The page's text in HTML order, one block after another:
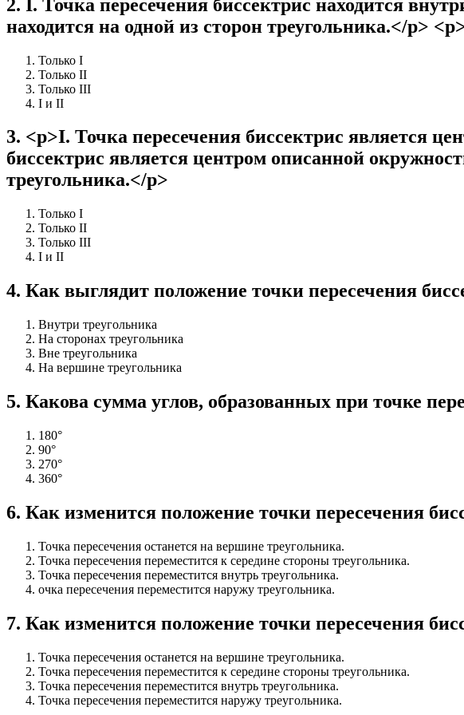
2.
I. Точка пересечения биссектрис находится
находится на одной из сторон треугольника.</p>
Только I
Только II
Только III
I и II
3. <p>I. Точка пересечения биссектрис является
биссектрис является центром описанной
треугольника.</p>
Только I
Только II
Только III
I и II
4. Как выглядит положение точки пересечения
Внутри треугольника
На сторонах треугольника
Вне треугольника
На вершине треугольника
5. Какова сумма углов, образованных при точке
180°
90°
270°
360°
6. Как изменится положение точки пересечения
Точка пересечения останется на вершине треугольника.
Точка пересечения переместится к середине стороны треугольника.
Точка пересечения переместится внутрь треугольника.
очка пересечения переместится наружу треугольника.
7. Как изменится положение точки пересечения
Точка пересечения останется на вершине треугольника.
Точка пересечения переместится к середине стороны треугольника.
Точка пересечения переместится внутрь треугольника.
Точка пересечения переместится наружу треугольника.